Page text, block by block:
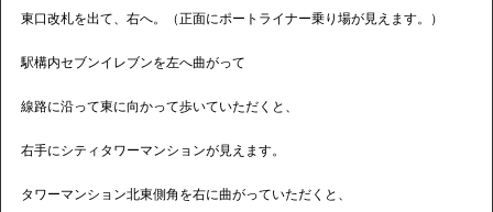
東口改札を出て、右へ。（正面にポートライナー乗り場が見えます。）
駅構内セブンイレブンを左へ曲がって
線路に沿って東に向かって歩いていただくと、
右手にシティタワーマンションが見えます。
タワーマンション北東側角を右に曲がっていただくと、